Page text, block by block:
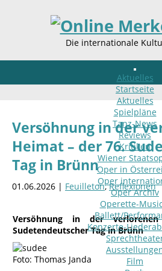
Die internationale
Aktuelles
Startseite
Aktuelles
Spielpläne
Tanz-News
Reviews
Kritiken
Wiener
Oper in
Oper
Oper Archiv
Operette-
Ballett/
Konzerte-
Film
Versöhnung in der
Heimat – der 76.
Tag in Brünn
01.06.2026 | Feuilleton,Reflexionen
Versöhnung in der
Sudetendeutscher Tag in Brünn
Foto: Thomas Janda